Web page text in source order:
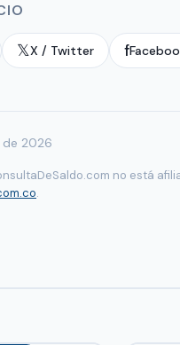
𝕏X / Twitter f
de 2026
no está
.